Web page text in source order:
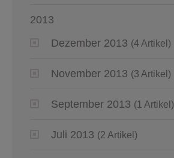
2013
Dezember 2013 (4 Artikel)
November 2013 (3 Artikel)
September 2013 (1 Artikel)
Juli 2013 (2 Artikel)